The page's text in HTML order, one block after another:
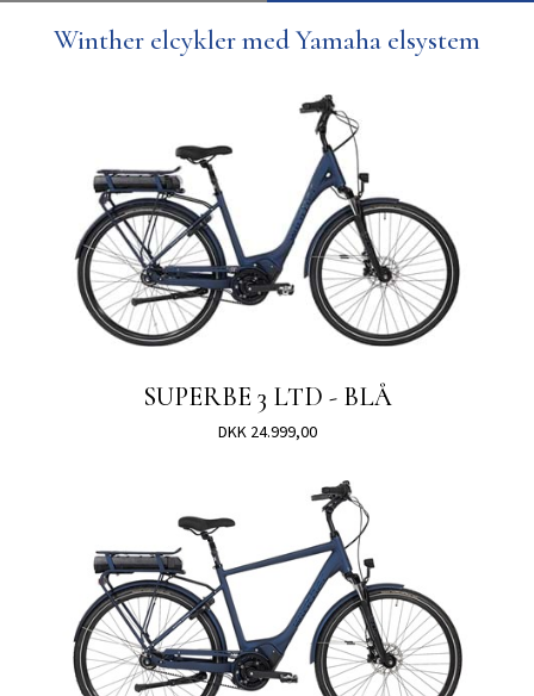
Winther elcykler med Yamaha elsystem
SUPERBE 3 LTD - BLÅ
DKK 24.999,00